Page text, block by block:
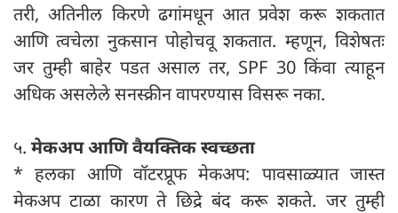
तरी, अतिनील किरणे ढगांमधून आत प्रवेश करू शकतात
आणि त्वचेला नुकसान पोहोचवू शकतात. म्हणून, विशेषतः
जर तुम्ही बाहेर पडत असाल तर, SPF 30 किंवा त्याहून
अधिक असलेले सनस्क्रीन वापरण्यास विसरू नका.
५. मेकअप आणि वैयक्तिक स्वच्छता
* हलका आणि वॉटरप्रूफ मेकअप: पावसाळ्यात जास्त
मेकअप टाळा कारण ते छिद्रे बंद करू शकते. जर तुम्ही